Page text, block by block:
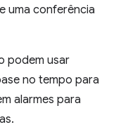
uma conferência
podem usar
no tempo para
alarmes para